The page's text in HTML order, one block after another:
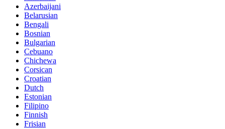
Azerbaijani
Belarusian
Bengali
Bosnian
Bulgarian
Cebuano
Chichewa
Corsican
Croatian
Dutch
Estonian
Filipino
Finnish
Frisian